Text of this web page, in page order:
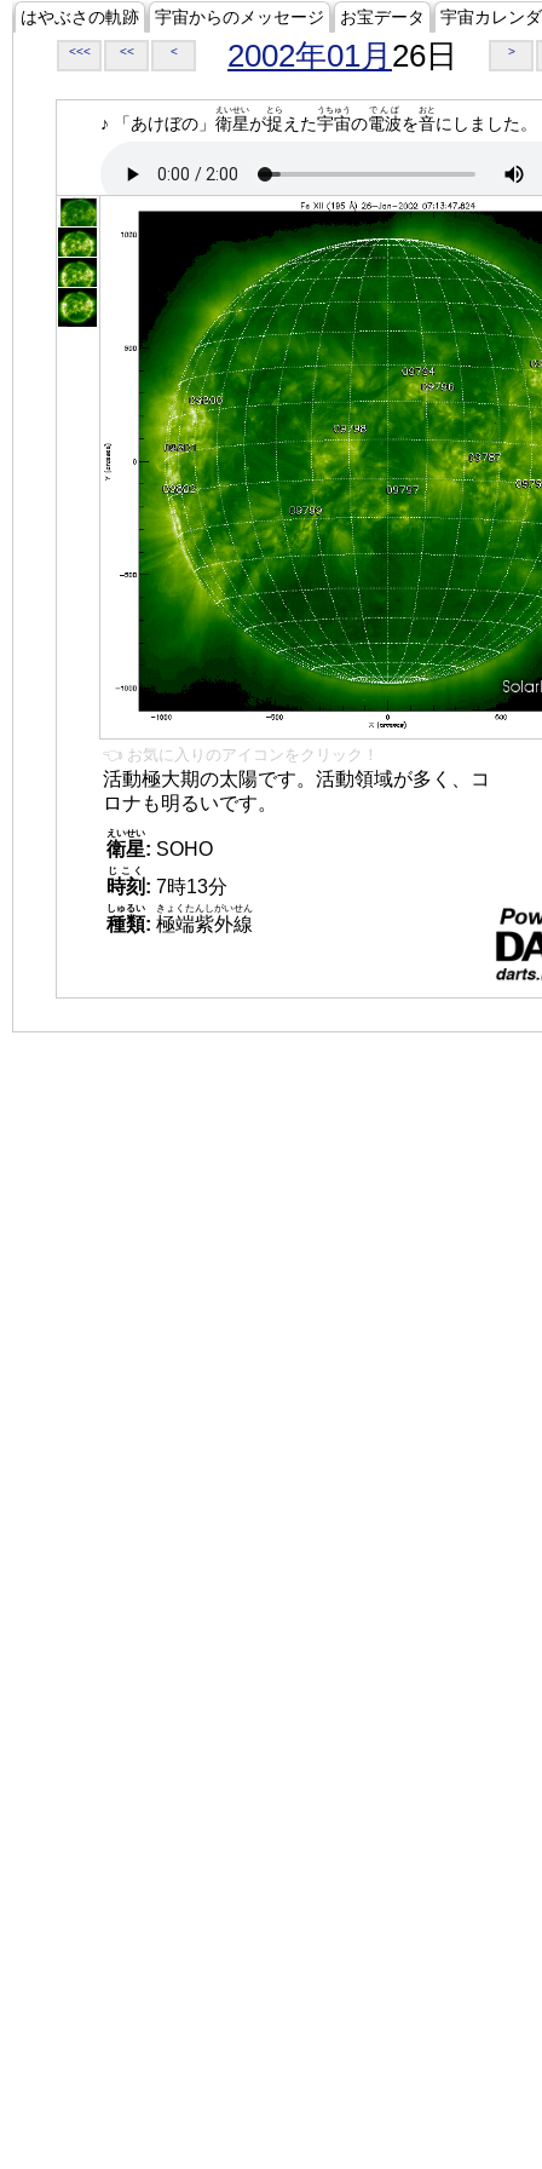
はやぶさの軌跡 宇宙からのメッセージ お宝データ 宇宙カレン
<<< << < 2002年01月 26日 >
♪ 「あけぼの」 衛星
えいせい
が捉
とら
えた宇宙
うちゅう
の電波
でんぱ
を音
おと
にしました。
👈 お気に入りのアイコンをクリック！
活動極大期の太陽です。活動領域が多く、コ
ロナも明るいです。
衛星
えいせい
: SOHO
時刻
じこく
: 7時13分
種類
しゅるい
: 極端紫外線
きょくたんしがいせん